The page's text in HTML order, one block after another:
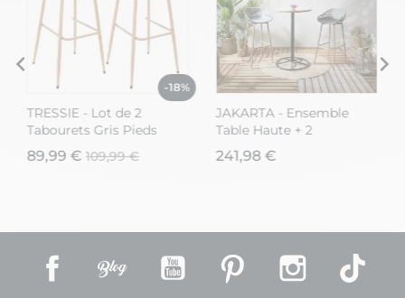
-18%
TRESSIE - Lot de 2
Tabourets Gris Pieds
Effet Bois Verni
89,99 € 109,99 €
JAKARTA - Ensemble
Table Haute + 2
Tabourets PP Gris
241,98 €
Facebook YouTube Pinterest Instagram